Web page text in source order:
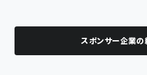
スポンサー企業の